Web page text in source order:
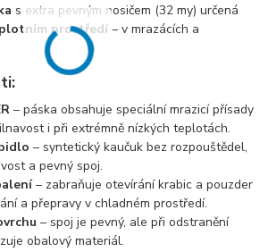
s extra pevným nosičem (32 my) určená
prostředí – v mrazácích a
– páska obsahuje speciální mrazicí přísady
i při extrémně nízkých teplotách.
– syntetický kaučuk bez rozpouštědel,
a pevný spoj.
– zabraňuje otevírání krabic a pouzder
a přepravy v chladném prostředí.
– spoj je pevný, ale při odstranění
obalový materiál.